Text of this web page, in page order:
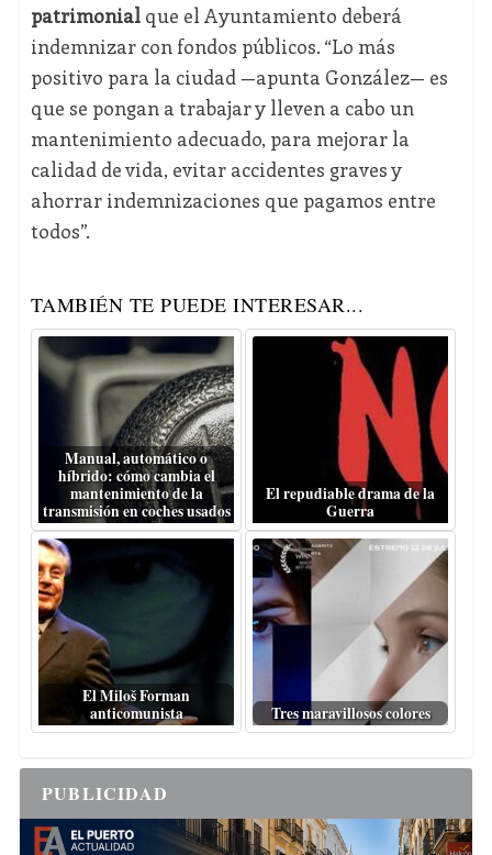
patrimonialque el Ayuntamiento deberá
indemnizar con fondos públicos. “Lo más
positivo para la ciudad —apunta González— es
que se pongan a trabajar y lleven a cabo un
mantenimiento adecuado, para mejorar la
calidad de vida, evitar accidentes graves y
ahorrar indemnizaciones que pagamos entre
todos”.
TAMBIÉN TE PUEDE INTERESAR...
Manual, automático o
híbrido: cómo cambia el
mantenimiento de la
transmisión en coches usados
El repudiable drama de la
Guerra
El Miloš Forman
anticomunista
Tres maravillosos colores
PUBLICIDAD